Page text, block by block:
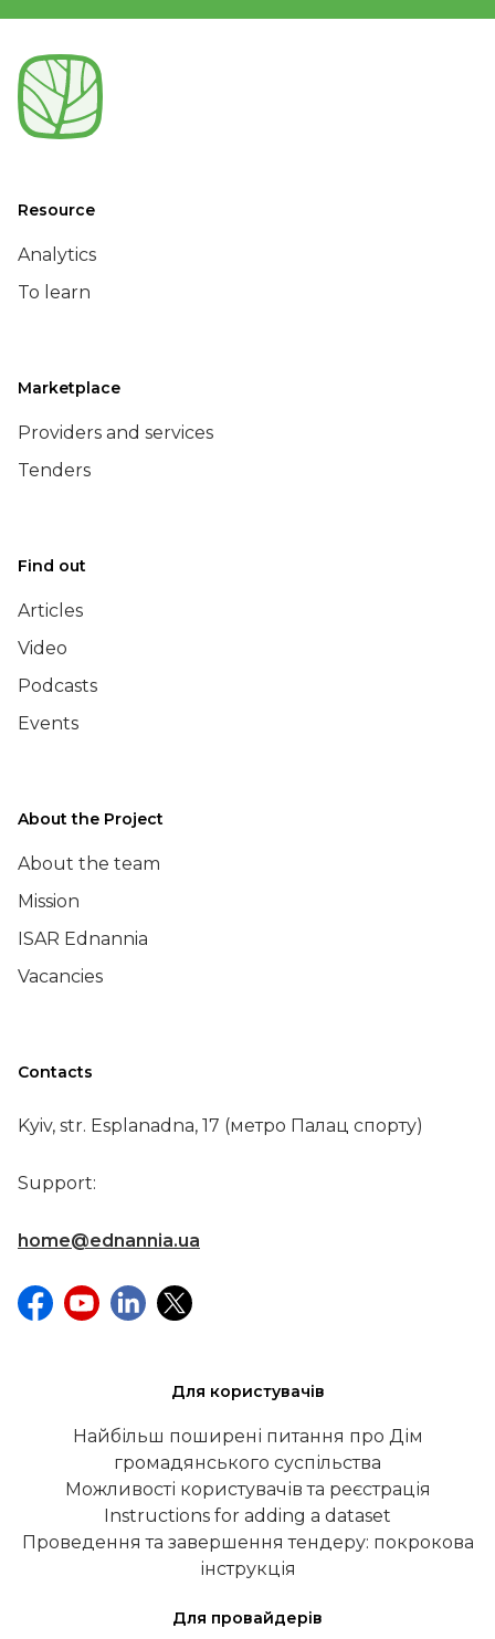
Resource
Analytics
To learn
Marketplace
Providers and services
Tenders
Find out
Articles
Video
Podcasts
Events
About the Project
About the team
Mission
ISAR Ednannia
Vacancies
Contacts
Kyiv, str. Esplanadna, 17 (метро Палац спорту)
Support:
home@ednannia.ua
Для користувачів
Найбільш поширені питання про Дім
громадянського суспільства
Можливості користувачів та реєстрація
Instructions for adding a dataset
Проведення та завершення тендеру: покрокова
інструкція
Для провайдерів